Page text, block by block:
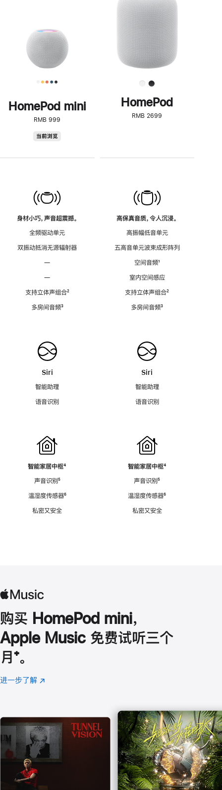
HomePod mini
RMB 999
当前浏览
身材小巧，声音超震撼。
全频驱动单元
双振动抵消无源辐射器
—
—
支持立体声组合脚
²
多房间音频脚
³
Siri
智能助理
语音识别
智能家居中枢脚
⁴
声音识别脚
⁵
温湿度传感器脚
⁶
私密又安全
了
解
HomePod<
HomePod
RMB 2699
高保真音质，令人沉浸。
高振幅低音单元
五高音单元波束成形阵列
空间音频脚
¹
室内空间感应
支持立体声组合脚
²
多房间音频脚
³
Siri
智能助理
语音识别
智能家居中枢脚
⁴
声音识别脚
⁵
温湿度传感器脚
⁶
私密又安全
购买 HomePod mini，
Apple Music 免费试听三个
月 脚
注
⁺。
进一步了解 Apple
(在
口
中
打
开)